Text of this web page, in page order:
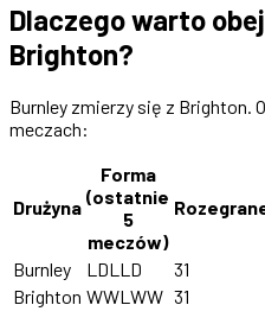
Dlaczego warto
Brighton?
Burnley zmierzy się z Brighton.
meczach:
Drużyna
Forma
(ostatnie
5
meczów)
Burnley LDLLD 31
Brighton WWLWW 31